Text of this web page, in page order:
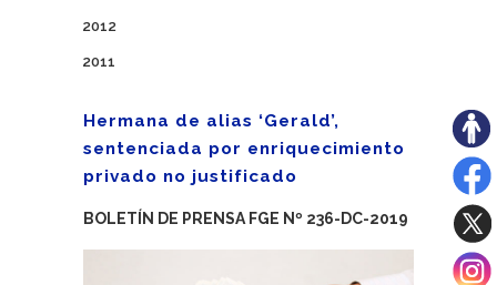
2012
2011
Hermana de alias ‘Gerald’,
sentenciada por enriquecimiento
privado no justificado
BOLETÍN DE PRENSA FGE Nº 236-DC-2019